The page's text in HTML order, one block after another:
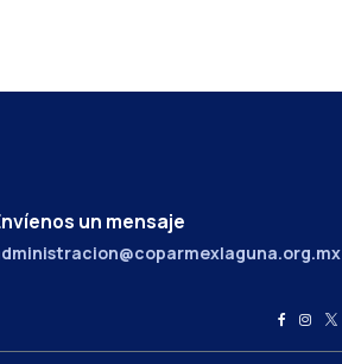
un mensaje